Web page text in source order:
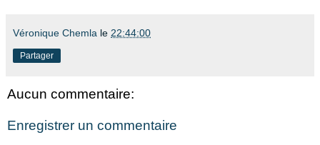
Véronique Chemla le 22:44:00
Partager
Aucun commentaire:
Enregistrer un commentaire